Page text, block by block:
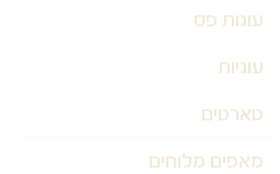
עוגות פס
עוגיות
טארטים
מאפים מלוחים